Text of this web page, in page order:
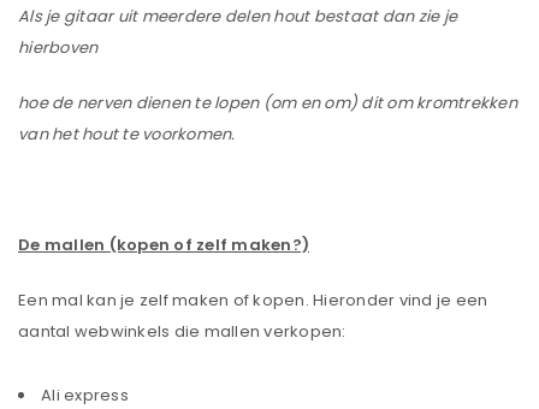
Als je gitaar uit meerdere delen hout bestaat dan zie je
hierboven
hoe de nerven dienen te lopen (om en om) dit om kromtrekken
van het hout te voorkomen.
De mallen (kopen of zelf maken?)
Een mal kan je zelf maken of kopen. Hieronder vind je een
aantal webwinkels die mallen verkopen:
Ali express